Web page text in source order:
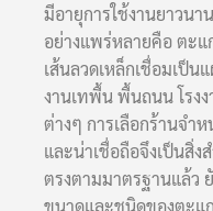
มีอายุการใช้งานยาวน
อย่างแพร่หลายคือ ตะแ
เส้นลวดเหล็กเชื่อมเป็น
งานเทพื้น พื้นถนน โรงง
ต่างๆ การเลือกร้านจำ
และน่าเชื่อถือจึงเป็นสิ่
ตรงตามมาตรฐานแล้ว